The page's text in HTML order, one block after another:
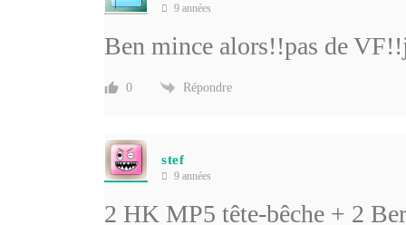
9 années
Ben mince alors!!pas de
0 Répondre
stef
9 années
2 HK MP5 tête-bêche + 2